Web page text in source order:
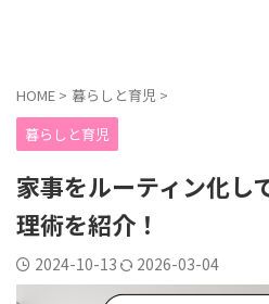
HOME > 暮らしと育児 >
暮らしと育児
家事をルーティン化し
理術を紹介！
2024-10-13 2026-03-04